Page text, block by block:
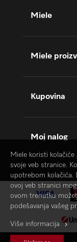
Miele
Miele
Kupovina
Moj nalog
Miele koristi
svoje veb stranice.
upotrebom kolačića.
ovoj veb stranici
ovom trenutku
podešavanja vašeg
Više informacija